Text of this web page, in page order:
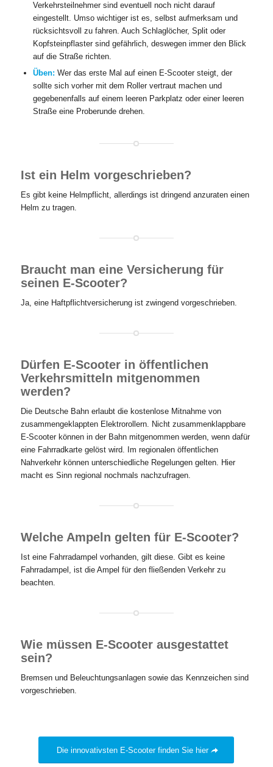
Verkehrsteilnehmer sind eventuell noch nicht darauf
eingestellt. Umso wichtiger ist es, selbst aufmerksam und
rücksichtsvoll zu fahren. Auch Schlaglöcher, Split oder
Kopfsteinpflaster sind gefährlich, deswegen immer den Blick
auf die Straße richten.
Üben: Wer das erste Mal auf einen E-Scooter steigt, der
sollte sich vorher mit dem Roller vertraut machen und
gegebenenfalls auf einem leeren Parkplatz oder einer leeren
Straße eine Proberunde drehen.
Ist ein Helm vorgeschrieben?
Es gibt keine Helmpflicht, allerdings ist dringend anzuraten einen
Helm zu tragen.
Braucht man eine Versicherung für
seinen E-Scooter?
Ja, eine Haftpflichtversicherung ist zwingend vorgeschrieben.
Dürfen E-Scooter in öffentlichen
Verkehrsmitteln mitgenommen
werden?
Die Deutsche Bahn erlaubt die kostenlose Mitnahme von
zusammengeklappten Elektrorollern. Nicht zusammenklappbare
E-Scooter können in der Bahn mitgenommen werden, wenn dafür
eine Fahrradkarte gelöst wird. Im regionalen öffentlichen
Nahverkehr können unterschiedliche Regelungen gelten. Hier
macht es Sinn regional nochmals nachzufragen.
Welche Ampeln gelten für E-Scooter?
Ist eine Fahrradampel vorhanden, gilt diese. Gibt es keine
Fahrradampel, ist die Ampel für den fließenden Verkehr zu
beachten.
Wie müssen E-Scooter ausgestattet
sein?
Bremsen und Beleuchtungsanlagen sowie das Kennzeichen sind
vorgeschrieben.
Die innovativsten E-Scooter finden Sie hier